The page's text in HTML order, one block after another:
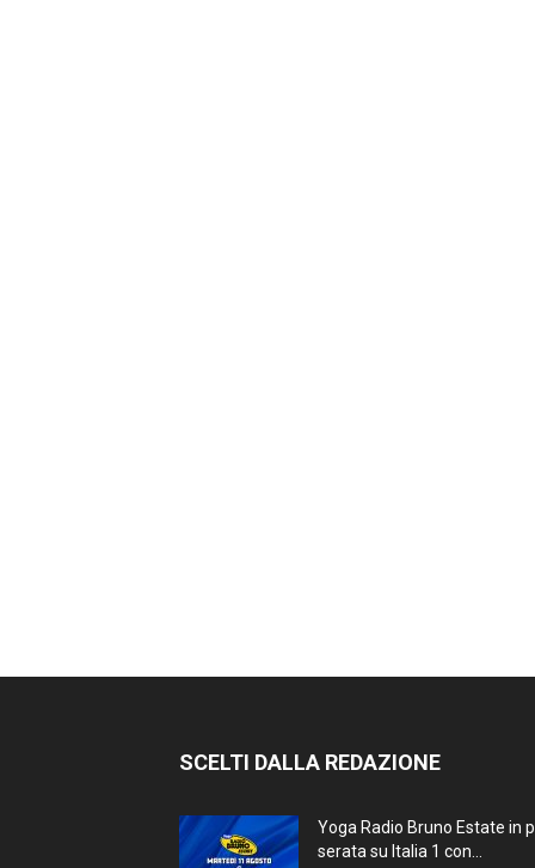
SCELTI DALLA REDAZIONE
Yoga Radio Bruno Estate in
serata su Italia 1 con...